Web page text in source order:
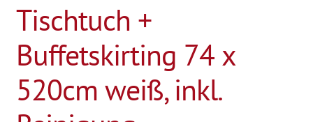
Tischtuch +
Buffetskirting 74 x
520cm weiß, inkl.